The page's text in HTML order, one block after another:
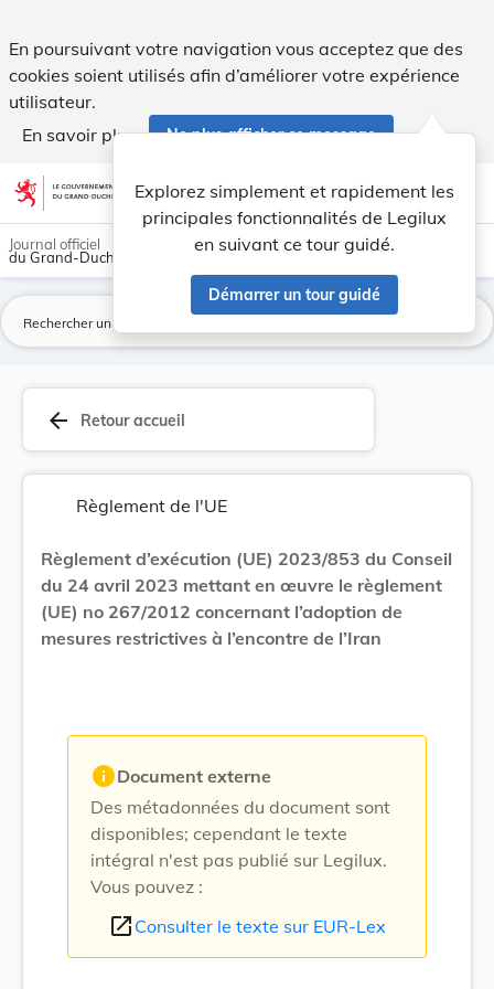
En poursuivant votre navigation vous acceptez que des
cookies soient utilisés afin d’améliorer votre expérience
utilisateur.
En savoir plus
Ne plus afficher ce message
Aller au contenu account_circle help Aide
Explorez simplement et rapidement les
principales fonctionnalités de Legilux
en suivant ce tour guidé.
Démarrer un tour guidé
light_mode dark_mode
Journal officiel
du Grand-Duché de Luxembourg
arrow_back Retour accueil
Règlement de l'UE
Règlement d’exécution (UE) 2023/853 du Conseil
du 24 avril 2023 mettant en œuvre le règlement
(UE) no 267/2012 concernant l’adoption de
mesures restrictives à l’encontre de l’Iran
infoDocument externe
Des métadonnées du document sont
disponibles; cependant le texte
intégral n'est pas publié sur Legilux.
Vous pouvez :
open_in_new Consulter le texte sur EUR-Lex